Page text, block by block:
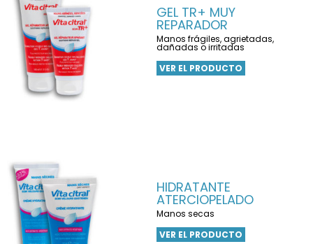
GEL TR+ MUY
REPARADOR
Manos frágiles, agrietadas,
dañadas o irritadas
VER EL PRODUCTO
HIDRATANTE
ATERCIOPELADO
Manos secas
VER EL PRODUCTO